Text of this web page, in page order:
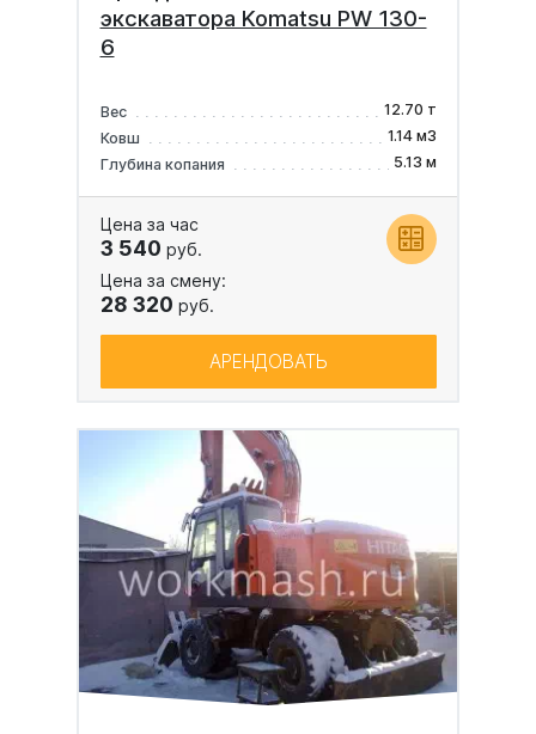
экскаватора Komatsu PW 130-
6
Вес
12.70 т
Ковш
1.14 м3
Глубина копания
5.13 м
Цена за час
3 540 руб.
Цена за смену:
28 320 руб.
АРЕНДОВАТЬ